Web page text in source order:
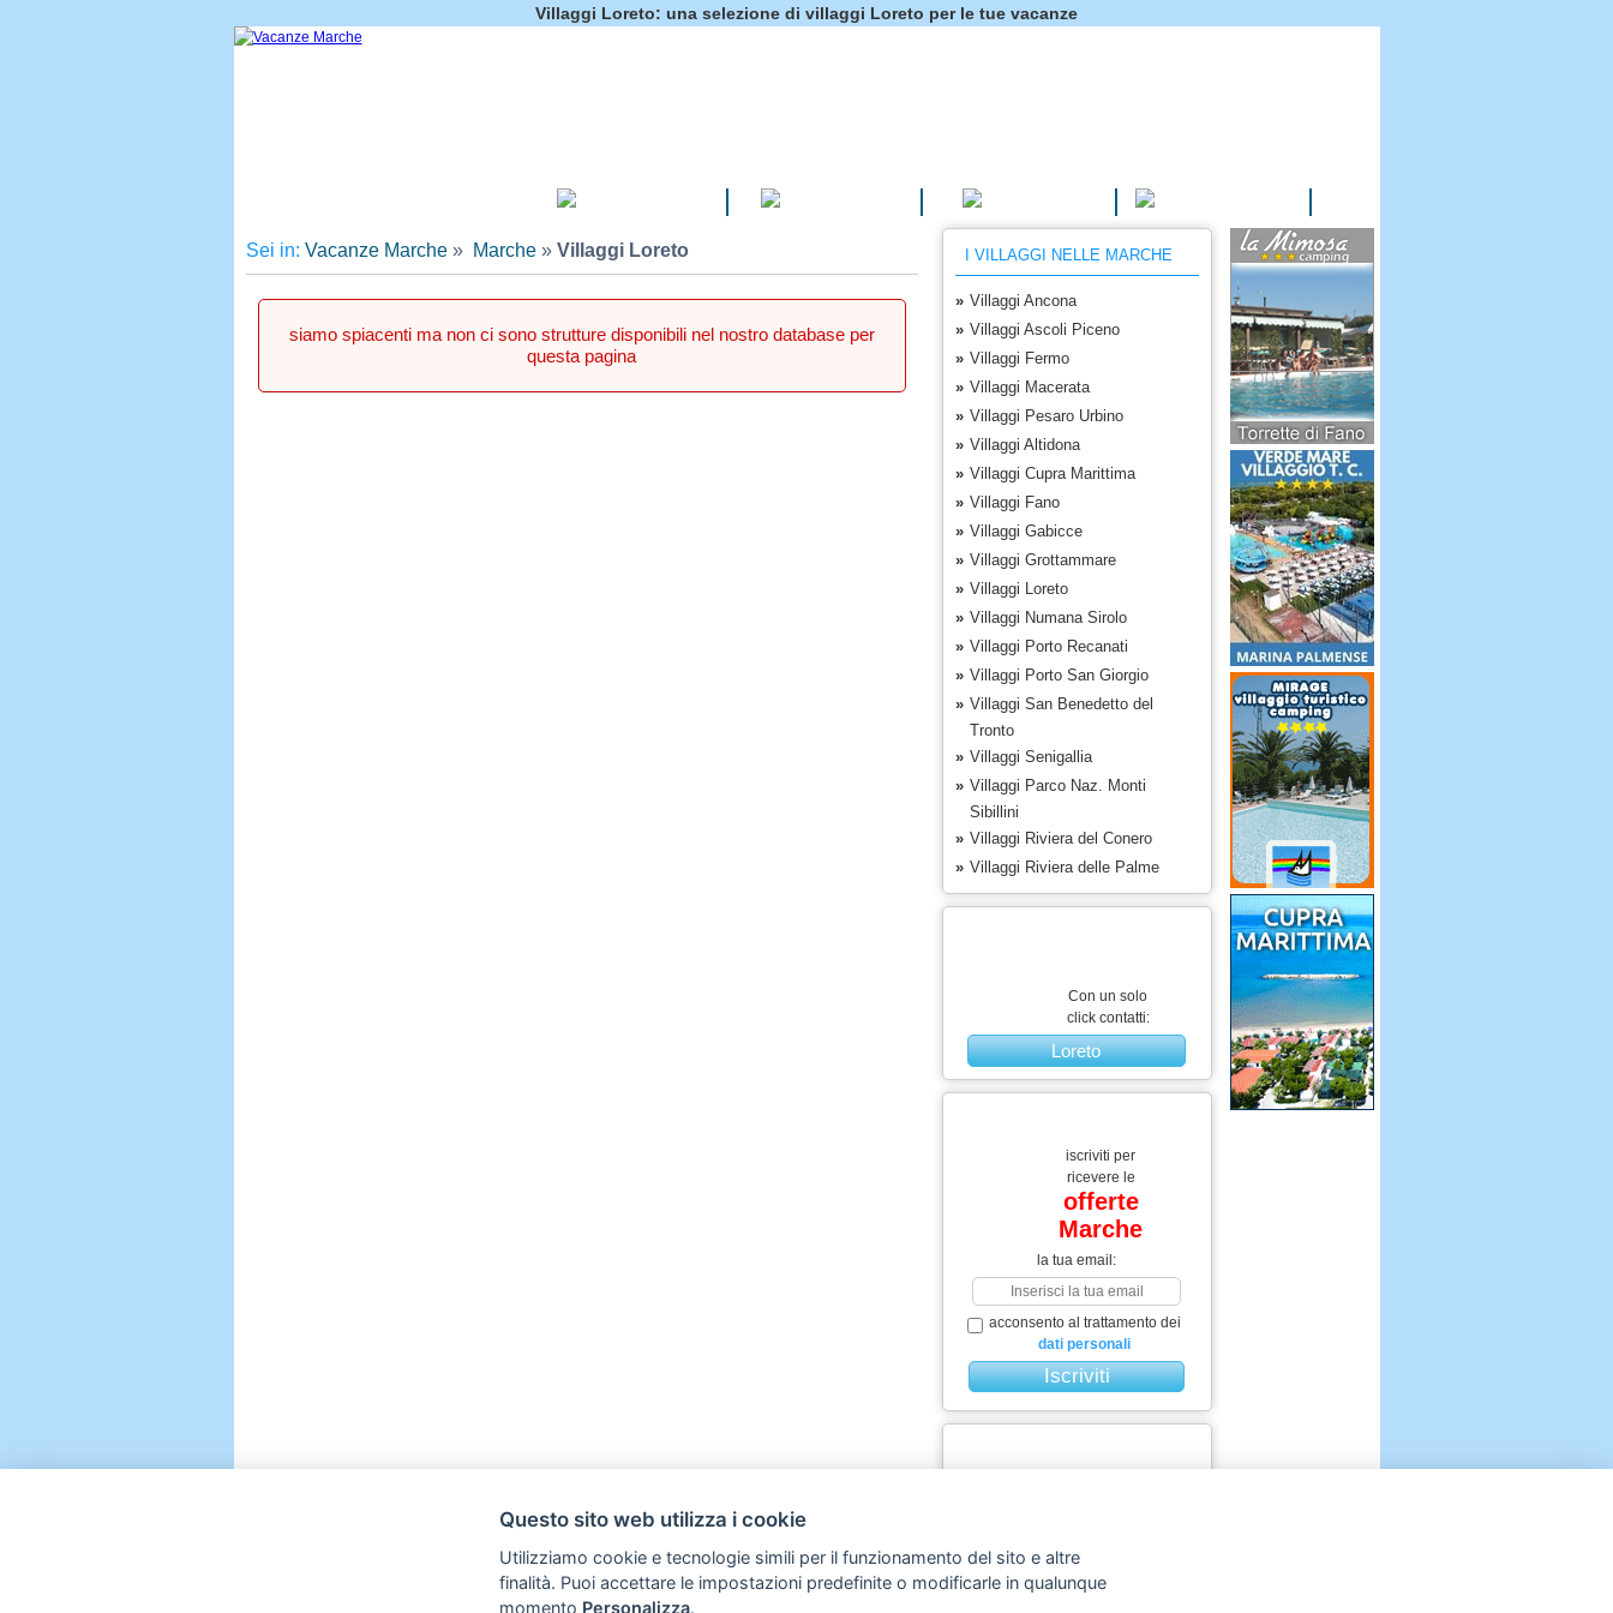
Villaggi Loreto: una selezione di villaggi Loreto per le tue vacanze
Sei in: Vacanze Marche» Marche» Villaggi Loreto
siamo spiacenti ma non ci sono strutture disponibili nel nostro database per
questa pagina
I VILLAGGI NELLE MARCHE
» Villaggi Ancona
» Villaggi Ascoli Piceno
» Villaggi Fermo
» Villaggi Macerata
» Villaggi Pesaro Urbino
» Villaggi Altidona
» Villaggi Cupra Marittima
» Villaggi Fano
» Villaggi Gabicce
» Villaggi Grottammare
» Villaggi Loreto
» Villaggi Numana Sirolo
» Villaggi Porto Recanati
» Villaggi Porto San Giorgio
» Villaggi San Benedetto del
Tronto
» Villaggi Senigallia
» Villaggi Parco Naz. Monti
Sibillini
» Villaggi Riviera del Conero
» Villaggi Riviera delle Palme
Con un solo
click contatti:
Loreto
iscriviti per
ricevere le
offerte
Marche
la tua email:
acconsento al trattamento dei
dati personali
Scopri Le Offerte
Questo sito web utilizza i cookie
Utilizziamo cookie e tecnologie simili per il funzionamento del sito e altre
finalità. Puoi accettare le impostazioni predefinite o modificarle in qualunque
momento Personalizza.